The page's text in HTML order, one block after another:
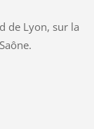
de Lyon, sur la